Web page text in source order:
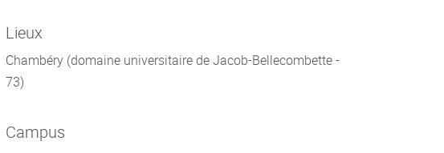
Lieux
Chambéry (domaine universitaire de Jacob-Bellecombette -
73)
Campus